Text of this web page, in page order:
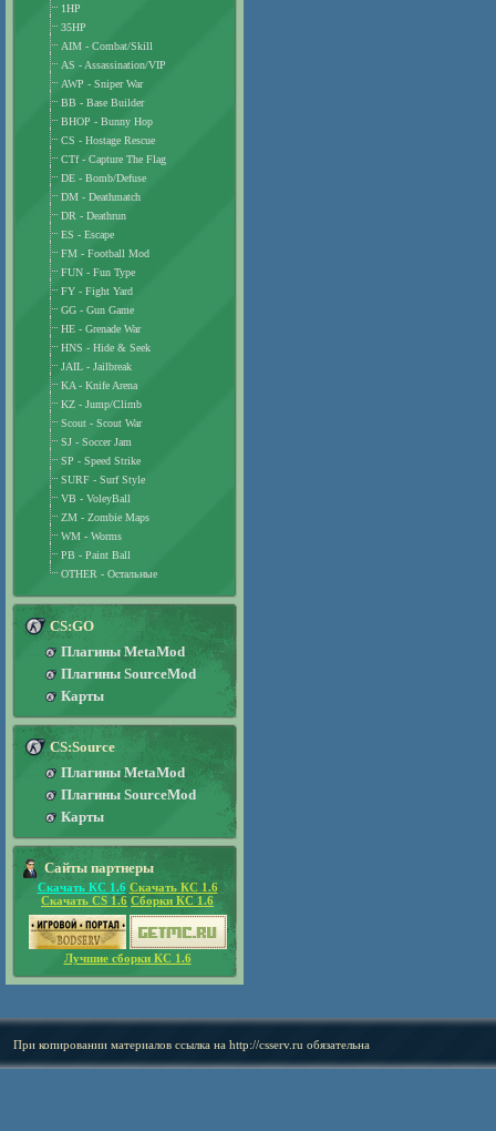
1HP
35HP
AIM - Combat/Skill
AS - Assassination/VIP
AWP - Sniper War
BB - Base Builder
BHOP - Bunny Hop
CS - Hostage Rescue
CTf - Capture The Flag
DE - Bomb/Defuse
DM - Deathmatch
DR - Deathrun
ES - Escape
FM - Football Mod
FUN - Fun Type
FY - Fight Yard
GG - Gun Game
HE - Grenade War
HNS - Hide & Seek
JAIL - Jailbreak
KA - Knife Arena
KZ - Jump/Climb
Scout - Scout War
SJ - Soccer Jam
SP - Speed Strike
SURF - Surf Style
VB - VoleyBall
ZM - Zombie Maps
WM - Worms
PB - Paint Ball
OTHER - Остальные
CS:GO
Плагины MetaMod
Плагины SourceMod
Карты
CS:Source
Плагины MetaMod
Плагины SourceMod
Карты
Сайты партнеры
Скачать КС 1.6 Скачать КС 1.6
Скачать CS 1.6 Сборки КС 1.6
Лучшие сборки КС 1.6
При копировании материалов ссылка на http://csserv.ru обязательна